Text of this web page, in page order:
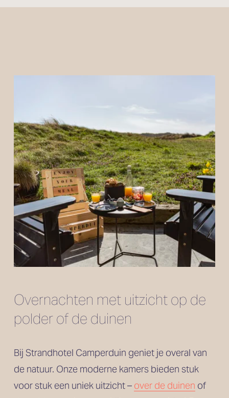
Overnachten met uitzicht op de
polder of de duinen
Bij Strandhotel Camperduin geniet je overal van
de natuur. Onze moderne kamers bieden stuk
voor stuk een uniek uitzicht – over de duinen
of